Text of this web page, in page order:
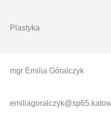
Plastyka
mgr Emilia Góralczyk